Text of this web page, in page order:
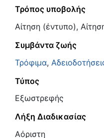
Τρόπος υποβολής
Αίτηση (έντυπο),
Συμβάντα ζωής
Τρόφιμα,
Τύπος
Εξωστρεφής
Λήξη Διαδικασίας
Αόριστη